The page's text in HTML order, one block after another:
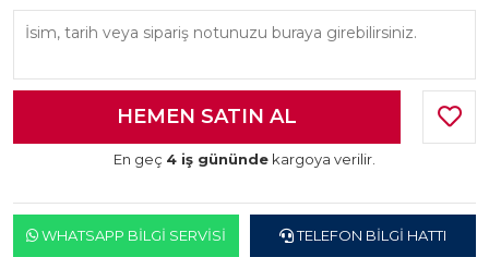
En geç 4 iş gününde kargoya verilir.
WHATSAPP BILGI SERVISI TELEFON BILGI HATTI